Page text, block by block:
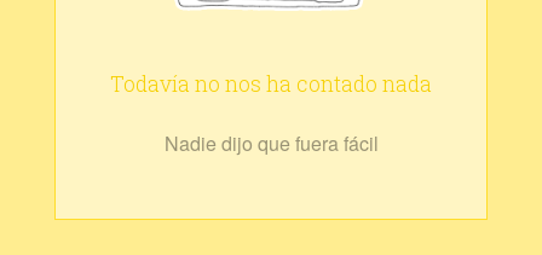
Todavía no nos ha contado nada
Nadie dijo que fuera fácil